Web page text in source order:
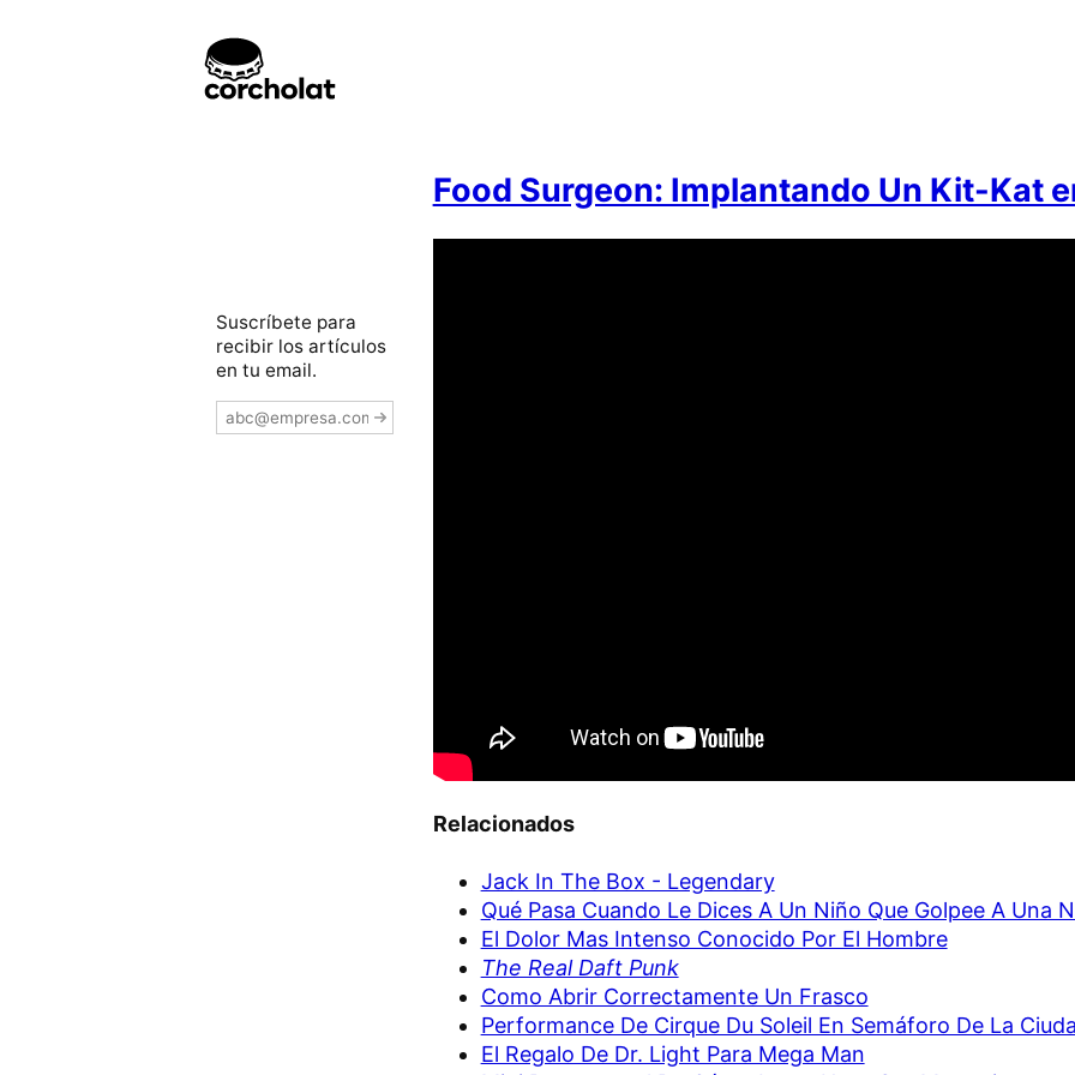
Food Surgeon: Implantando Un Kit-Kat
Relacionados
Jack In The Box - Legendary
Qué Pasa Cuando Le Dices A Un Niño Que Golpee A Una
El Dolor Mas Intenso Conocido Por El Hombre
The Real Daft Punk
Como Abrir Correctamente Un Frasco
Performance De Cirque Du Soleil En Semáforo De La
El Regalo De Dr. Light Para Mega Man
Suscríbete para
recibir los artículos
en tu email.